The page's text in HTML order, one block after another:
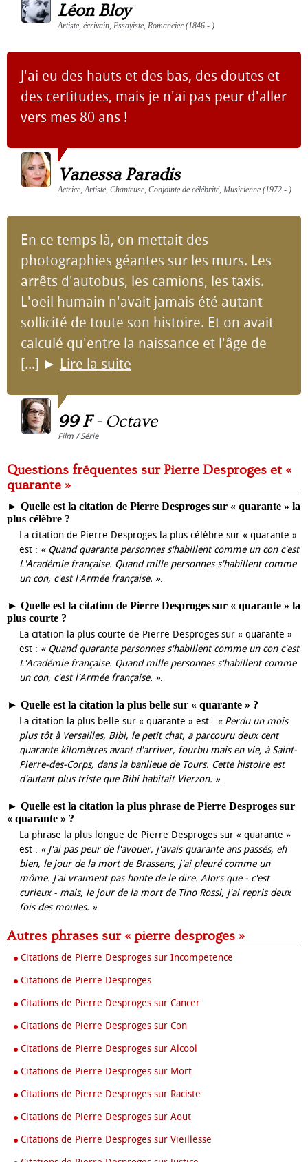
Léon Bloy
Artiste, écrivain, Essayiste, Romancier (1846 - )
J'ai eu des hauts et des bas, des doutes et
des certitudes, mais je n'ai pas peur d'aller
vers mes 80 ans !
Vanessa Paradis
Actrice, Artiste, Chanteuse, Conjointe de célébrité, Musicienne (1972 - )
En ce temps là, on mettait des
photographies géantes sur les murs. Les
arrêts d'autobus, les camions, les taxis.
L'oeil humain n'avait jamais été autant
sollicité de toute son histoire. Et on avait
calculé qu'entre la naissance et l'âge de
[...] ► Lire la suite
99 F- Octave
Film / Série
Questions fréquentes sur Pierre Desproges et «
quarante »
► Quelle est la citation de Pierre Desproges sur « quarante » la
plus célèbre ?
La citation de Pierre Desproges la plus célèbre sur « quarante »
est : « Quand quarante personnes s'habillent comme un con c'est
L'Académie française. Quand mille personnes s'habillent comme
un con, c'est l'Armée française. ».
► Quelle est la citation de Pierre Desproges sur « quarante » la
plus courte ?
La citation la plus courte de Pierre Desproges sur « quarante »
est : « Quand quarante personnes s'habillent comme un con c'est
L'Académie française. Quand mille personnes s'habillent comme
un con, c'est l'Armée française. ».
► Quelle est la citation la plus belle sur « quarante » ?
La citation la plus belle sur « quarante » est : « Perdu un mois
plus tôt à Versailles, Bibi, le petit chat, a parcouru deux cent
quarante kilomètres avant d'arriver, fourbu mais en vie, à Saint-
Pierre-des-Corps, dans la banlieue de Tours. Cette histoire est
d'autant plus triste que Bibi habitait Vierzon. ».
► Quelle est la citation la plus phrase de Pierre Desproges sur
« quarante » ?
La phrase la plus longue de Pierre Desproges sur « quarante »
est : « J'ai pas peur de l'avouer, j'avais quarante ans passés, eh
bien, le jour de la mort de Brassens, j'ai pleuré comme un
môme. J'ai vraiment pas honte de le dire. Alors que - c'est
curieux - mais, le jour de la mort de Tino Rossi, j'ai repris deux
fois des moules. ».
Autres phrases sur « pierre desproges »
Citations de Pierre Desproges sur Incompetence
Citations de Pierre Desproges
Citations de Pierre Desproges sur Cancer
Citations de Pierre Desproges sur Con
Citations de Pierre Desproges sur Alcool
Citations de Pierre Desproges sur Mort
Citations de Pierre Desproges sur Raciste
Citations de Pierre Desproges sur Aout
Citations de Pierre Desproges sur Vieillesse